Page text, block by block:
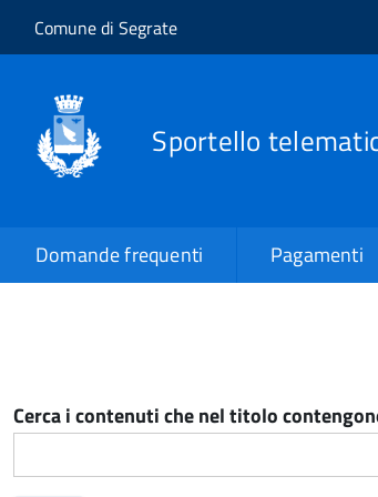
Salta al contenuto principale
Skip to site navigation
Comune di Segrate
Sportello
Domande frequenti Pagamenti
Cerca i contenuti che nel titolo